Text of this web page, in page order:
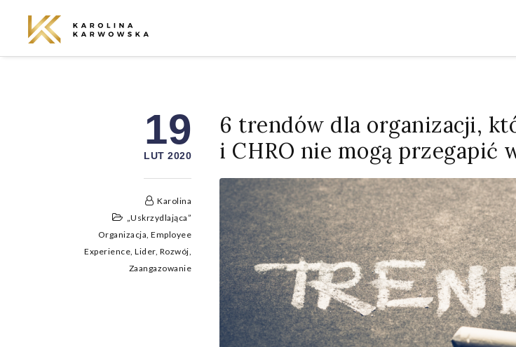
19
LUT 2020
Karolina
„Uskrzydlająca”
Organizacja,Employee
Experience,Lider, Rozwój,
Zaangazowanie
6 trendów dla organizacji,
i CHRO nie mogą przegapić